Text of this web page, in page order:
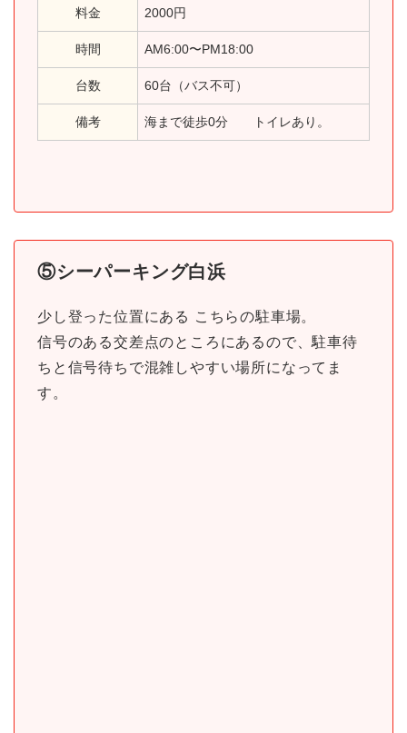
料金 2000円
時間 AM6:00〜PM18:00
台数 60台（バス不可）
備考 海まで徒歩0分 トイレあり。
⑤シーパーキング白浜
少し登った位置にある こちらの駐車場。
信号のある交差点のところにあるので、駐車待
ちと信号待ちで混雑しやすい場所になってま
す。